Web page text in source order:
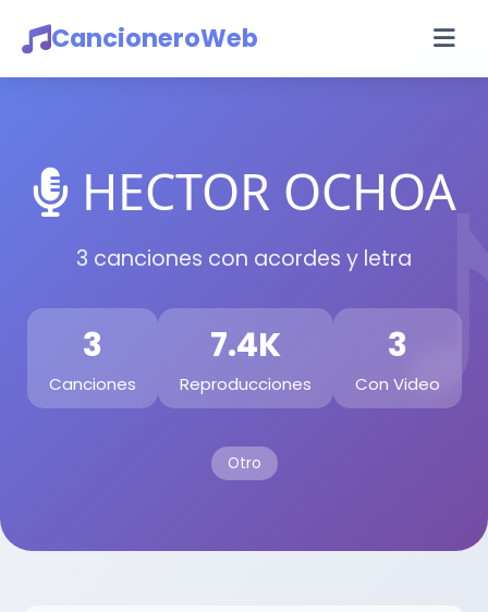
CancioneroWeb
HECTOR OCHOA
3 canciones con acordes y letra
3
Canciones
7.4K
Reproducciones
3
Con Video
Otro